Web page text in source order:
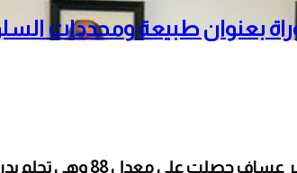
بعنوان طبيعة ومحددات
والدتها توفت بالسرطان أثناء تقديمها